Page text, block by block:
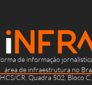
de informação
área de infraestrutura no
CR, Quadra 502, Bloco